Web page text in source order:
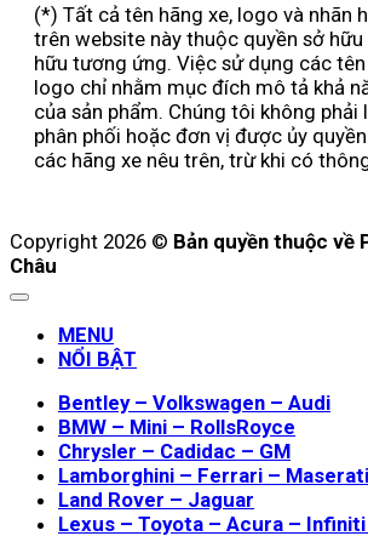
(*) Tất cả tên hãng xe, logo và nhãn
trên website này thuộc quyền sở
hữu tương ứng. Việc sử dụng các tên
logo chỉ nhằm mục đích mô tả khả
của sản phẩm. Chúng tôi không phải
phân phối hoặc đơn vị được ủy
các hãng xe nêu trên, trừ khi có
Copyright 2026 © Bản quyền thuộc về
Châu
MENU
NỔI BẬT
Bentley – Volkswagen – Audi
BMW – Mini – RollsRoyce
Chrysler – Cadidac – GM
Lamborghini – Ferrari –
Land Rover – Jaguar
Lexus – Toyota – Acura – Infiniti